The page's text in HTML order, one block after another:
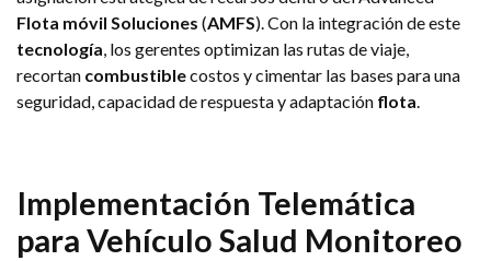
Flota móvil Soluciones (AMFS). Con la integración de este
tecnología, los gerentes optimizan las rutas de viaje,
recortan combustiblecostos y cimentar las bases para una
seguridad, capacidad de respuesta y adaptación flota.
Implementación Telemática
para Vehículo Salud Monitoreo